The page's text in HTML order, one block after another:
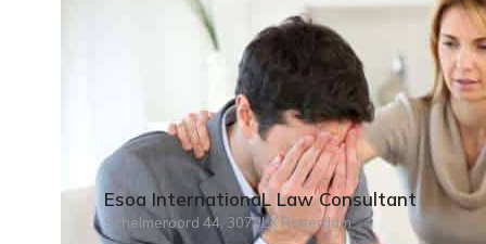
Esoa InternationaL Law Consultant
Schelmeroord 44, 3079LX Rotterdam